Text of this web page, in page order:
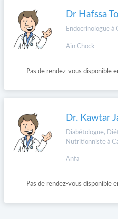
Dr Hafssa
Endocrinologue à
Ain Chock
Pas de rendez-vous disponible
Dr. Kawtar
Diabétologue,
Nutritionniste à
Anfa
Pas de rendez-vous disponible